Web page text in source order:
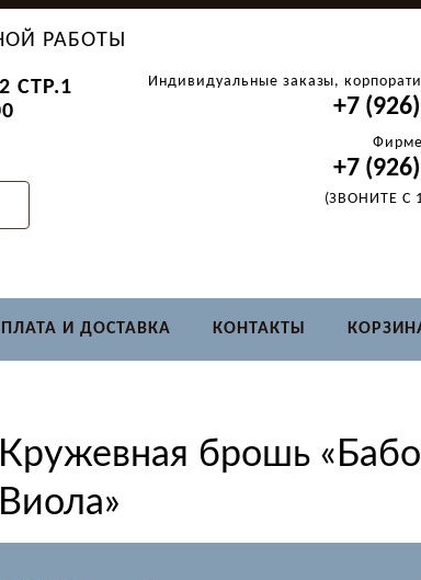
РАБОТЫ
СТР.1
Индивидуальные заказы,
+7
+7
(ЗВОНИТЕ С
И ДОСТАВКА КОНТАКТЫ
Кружевная брошь
Виола»